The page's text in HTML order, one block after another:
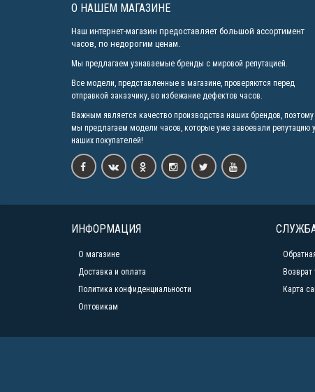
О НАШЕМ МАГАЗИНЕ
Наш интернет-магазин предоставляет большой ассортимент
часов, по недорогим ценам.
Мы предлагаем узнаваемые бренды с мировой репутацией.
Все модели, представленные в магазине, проверяются перед
отправкой заказчику, во избежание дефектов часов.
Важным является качество производства наших брендов, поэтому
мы предлагаем модели часов, которые уже завоевали репутацию у
наших покупателей!
ИНФОРМАЦИЯ
О магазине
Доставка и оплата
Политика конфиденциальности
Оптовикам
Возврат
Карта